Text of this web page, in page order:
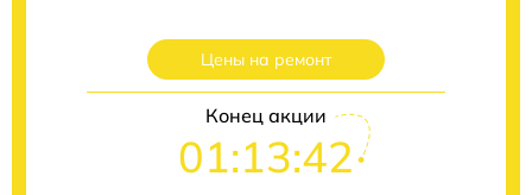
Цены на ремонт
Конец акции
01:13:41